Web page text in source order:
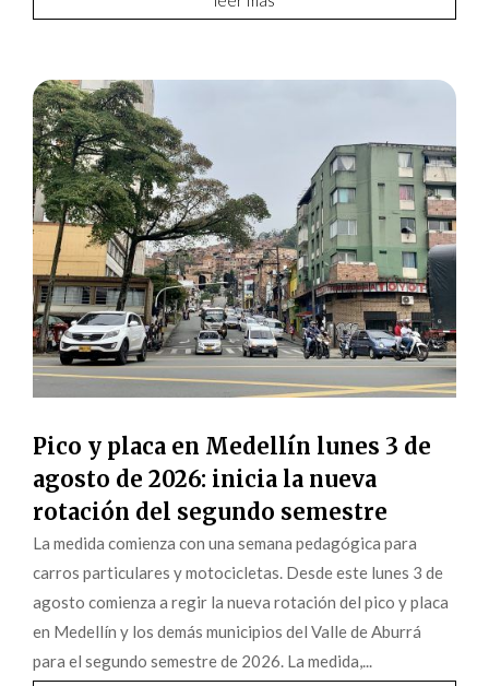
Pico y placa en Medellín lunes 3 de
agosto de 2026: inicia la nueva
rotación del segundo semestre
La medida comienza con una semana pedagógica para
carros particulares y motocicletas. Desde este lunes 3 de
agosto comienza a regir la nueva rotación del pico y placa
en Medellín y los demás municipios del Valle de Aburrá
para el segundo semestre de 2026. La medida,...